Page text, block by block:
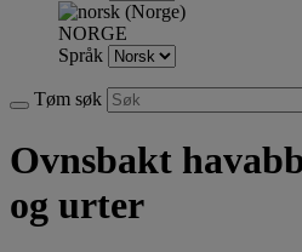
NORGE
Språk
Tøm søk
Ovnsbakt
og urter